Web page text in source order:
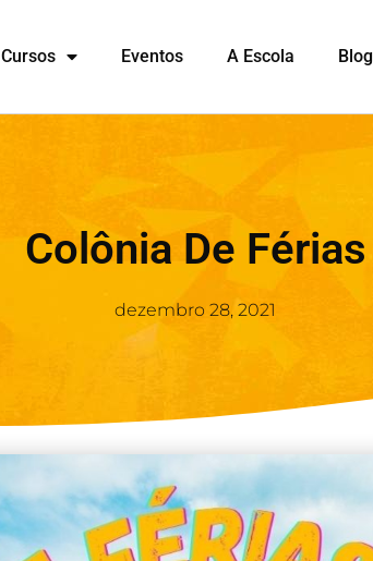
Cursos Eventos A Escola Blog
Colônia De Férias
dezembro 28, 2021